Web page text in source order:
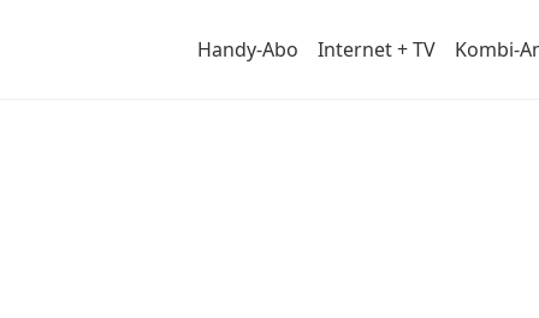
Handy-Abo Internet + TV Kombi-